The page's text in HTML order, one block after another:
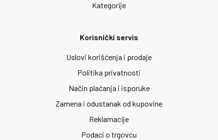
Kategorije
Korisnički servis
Uslovi korišćenja i prodaje
Politika privatnosti
Način plaćanja i isporuke
Zamena i odustanak od kupovine
Reklamacije
Podaci o trgovcu